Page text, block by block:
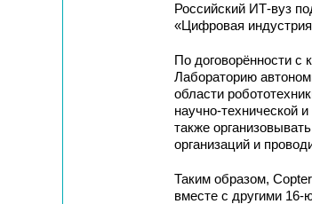
Российский ИТ-вуз
«Цифровая
По договорённости с
Лабораторию
области
научно-технической
также
организаций и
Таким образом,
вместе с другими